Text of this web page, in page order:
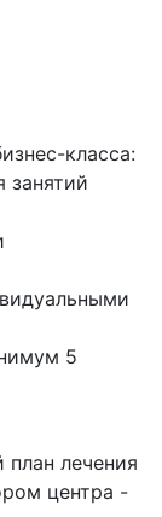
класса:
занятий
5
лечения
центра -